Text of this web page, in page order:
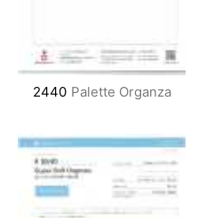
2440 Palette Organza